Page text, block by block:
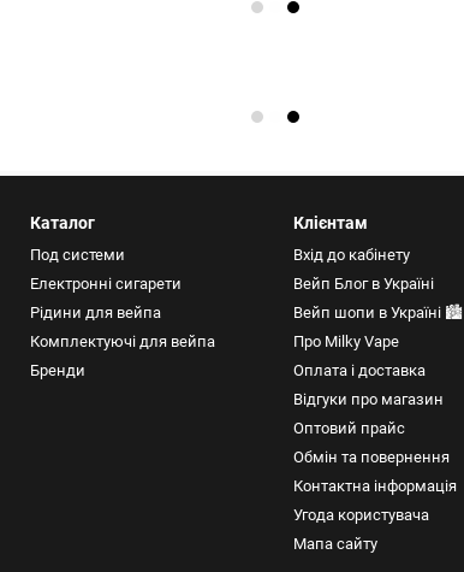
Каталог
Под системи
Електронні сигарети
Рідини для вейпа
Комплектуючі для вейпа
Бренди
Клієнтам
Вхід до кабінету
Вейп Блог в Україні
Вейп шопи в Україні 🏙️
Про Milky Vape
Оплата і доставка
Відгуки про магазин
Оптовий прайс
Обмін та повернення
Контактна інформація
Угода користувача
Мапа сайту